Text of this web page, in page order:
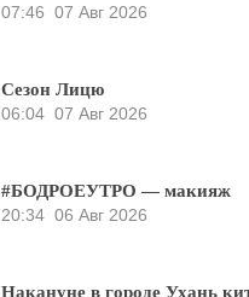
07:46 07 Авг 2026
Сезон Лицю
06:04 07 Авг 2026
#БОДРОЕУТРО — макияж
20:34 06 Авг 2026
Накануне в городе Ухань